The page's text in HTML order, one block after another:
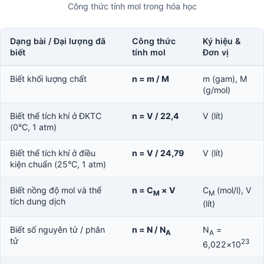
Công thức tính mol trong hóa học
Dạng bài / Đại lượng đã
biết
Công thức
tính mol
Ký hiệu &
Đơn vị
Biết khối lượng chất n = m / M
m (gam), M
(g/mol)
Biết thể tích khí ở ĐKTC
(0°C, 1 atm)
n = V / 22,4 V (lít)
Biết thể tích khí ở điều
kiện chuẩn (25°C, 1 atm)
n = V / 24,79 V (lít)
Biết nồng độ mol và thể
tích dung dịch
n = CM × V CM (mol/l), V
(lít)
Biết số nguyên tử / phân
tử
n = N / NA NA =
6,022×1023